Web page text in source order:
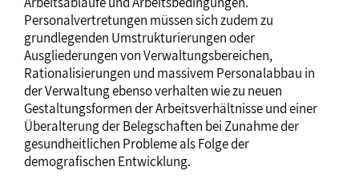
Personalvertretungen müssen sich zudem zu
grundlegenden Umstrukturierungen oder
Ausgliederungen von Verwaltungsbereichen,
Rationalisierungen und massivem Personalabbau in
der Verwaltung ebenso verhalten wie zu neuen
Gestaltungsformen der Arbeitsverhältnisse und einer
Überalterung der Belegschaften bei Zunahme der
gesundheitlichen Probleme als Folge der
demografischen Entwicklung.